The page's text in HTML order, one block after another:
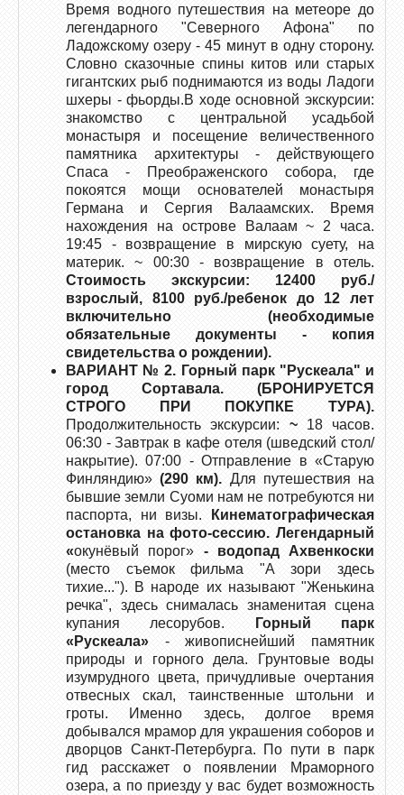
Время водного путешествия на метеоре до
легендарного "Северного Афона" по
Ладожскому озеру - 45 минут в одну сторону.
Словно сказочные спины китов или старых
гигантских рыб поднимаются из воды Ладоги
шхеры - фьорды.В ходе основной экскурсии:
знакомство с центральной усадьбой
монастыря и посещение величественного
памятника архитектуры - действующего
Спаса - Преображенского собора, где
покоятся мощи основателей монастыря
Германа и Сергия Валаамских. Время
нахождения на острове Валаам ~ 2 часа.
19:45 - возвращение в мирскую суету, на
материк. ~ 00:30 - возвращение в отель.
Стоимость экскурсии: 12400 руб./
взрослый, 8100 руб./ребенок до 12 лет
включительно (необходимые
обязательные документы - копия
свидетельства о рождении).
ВАРИАНТ № 2. Горный парк "Рускеала" и
город Сортавала. (БРОНИРУЕТСЯ
СТРОГО ПРИ ПОКУПКЕ ТУРА).
Продолжительность экскурсии: ~ 18 часов.
06:30 - Завтрак в кафе отеля (шведский стол/
накрытие). 07:00 - Отправление в «Старую
Финляндию» (290 км). Для путешествия на
бывшие земли Суоми нам не потребуются ни
паспорта, ни визы.
Кинематографическая
остановка на фото-сессию. Легендарный
«окунёвый порог» -
водопад Ахвенкоски
(место съемок фильма "А зори здесь
тихие..."). В народе их называют "Женькина
речка", здесь снималась знаменитая сцена
купания лесорубов.
Горный парк
«Рускеала» - живописнейший памятник
природы и горного дела. Грунтовые воды
изумрудного цвета, причудливые очертания
отвесных скал, таинственные штольни и
гроты. Именно здесь, долгое время
добывался мрамор для украшения соборов и
дворцов Санкт-Петербурга. По пути в парк
гид расскажет о появлении Мраморного
озера, а по приезду у вас будет возможность